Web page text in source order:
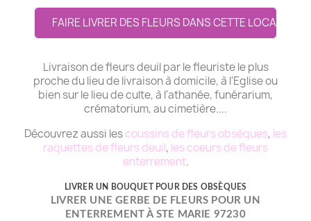
FAIRE LIVRER DES FLEURS DANS CETTE LOCALITE
Livraison de fleurs deuil par le fleuriste le plus
proche du lieu de livraison à domicile, à l'Eglise ou
bien sur le lieu de culte, à l'athanée, funérarium,
crématorium, au cimetière....
Découvrez aussi lescoussins de fleurs obsèques, les
raquettes de fleurs deuil, les coeurs de fleurs
enterrement.
LIVRER UN BOUQUET POUR DES OBSÈQUES
LIVRER UNE GERBE DE FLEURS POUR UN
ENTERREMENT À STE MARIE 97230